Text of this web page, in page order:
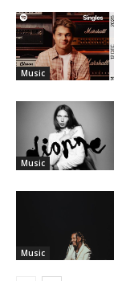
Music
Music
Music